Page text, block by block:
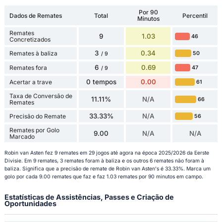
Dados de Remates Total
Por 90
Minutos
Percentil
Remates
Concretizados
9 1.03 46
Remates à baliza 3 / 9 0.34 50
Remates fora 6 / 9 0.69 47
Acertar a trave 0 tempos 0.00 61
Taxa de Conversão de
Remates
11.11% N/A 66
Precisão do Remate 33.33% N/A 56
Remates por Golo
Marcado
9.00 N/A N/A
Robin van Asten fez 9 remates em 29 jogos até agora na época 2025/2026 da Eerste
Divisie. Em 9 remates, 3 remates foram à baliza e os outros 6 remates não foram à
baliza. Significa que a precisão de remate de Robin van Asten's é 33.33%. Marca um
golo por cada 9.00 remates que faz e faz 1.03 remates por 90 minutos em campo.
Estatísticas de Assistências, Passes e Criação de
Oportunidades